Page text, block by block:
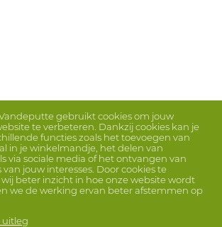
gebruikt cookies om jouw
te verbeteren. Dankzij cookies kan je
functies zoals het toevoegen van
in je winkelmandje, het delen van
via sociale media of het ontvangen van
jouw interesses. Door cookies te
beter inzicht in hoe onze website wordt
we de werking ervan beter afstemmen op
uitleg